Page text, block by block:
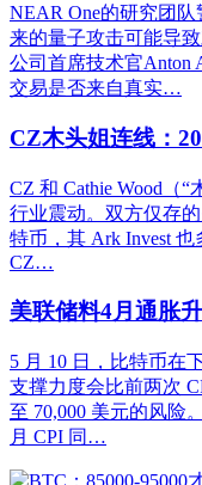
NEAR One的研究团
来的量子攻击可能导
公司首席技术官Anton
交易是否来自真实…
CZ木头姐连线：
CZ 和 Cathie Wood（
行业震动。双方仅存
特币，其 Ark Invest
CZ…
美联储料4月通胀
5 月 10 日，比特币在
支撑力度会比前两次
至 70,000 美元的风险
月 CPI 同…